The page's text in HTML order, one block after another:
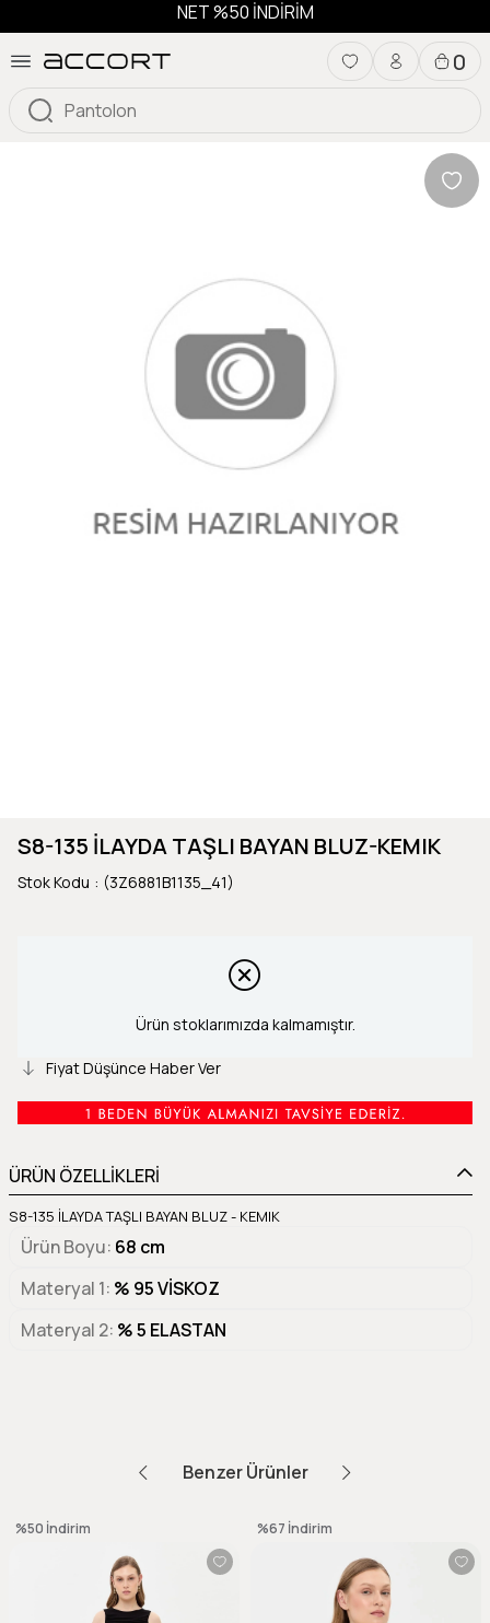
NET %50 İNDİRİM
0
S8-135 İLAYDA TAŞLI BAYAN BLUZ-KEMIK
Stok Kodu (3Z6881B1135_41)
Ürün stoklarımızda kalmamıştır.
Fiyat Düşünce Haber Ver
ÜRÜN ÖZELLİKLERİ
S8-135 İLAYDA TAŞLI BAYAN BLUZ - KEMIK
Ürün Boyu 68 cm
Materyal 1 % 95 VİSKOZ
Materyal 2 % 5 ELASTAN
Benzer Ürünler
%50 İndirim %67 İndirim